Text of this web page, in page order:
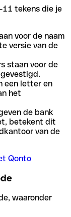
11 tekens die je
voor de naam
versie van de
staan voor de
een letter en
het
de bank
betekent dit
van de
Qonto
waaronder